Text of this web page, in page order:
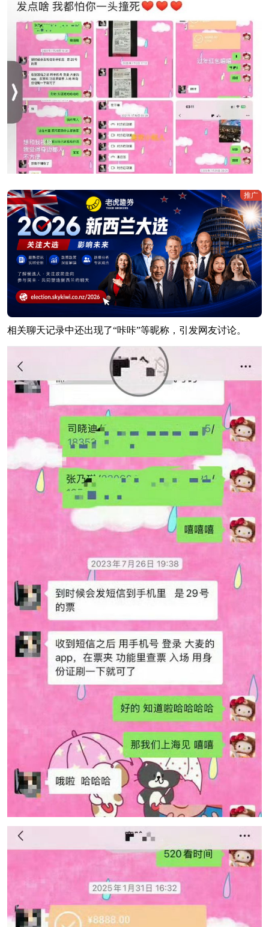
推广
相关聊天记录中还出现了“咔咔”等昵称，引发网友讨论。